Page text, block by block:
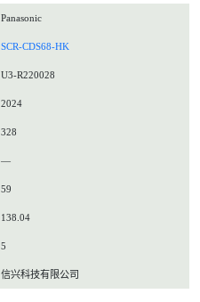
Panasonic
SCR-CDS68-HK
U3-R220028
2024
328
—
59
138.04
5
信兴科技有限公司